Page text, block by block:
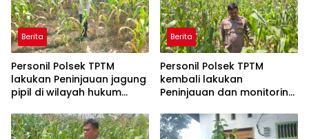
Berita
Personil Polsek TPTM
lakukan Peninjauan jagung
pipil di wilayah hukum
Berita
Personil Polsek TPTM
kembali lakukan
Peninjauan dan monitoring
wilayah hukum Polsek
TPTM